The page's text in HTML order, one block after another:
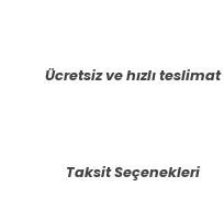
Ücretsiz ve hızlı teslimat
Taksit Seçenekleri